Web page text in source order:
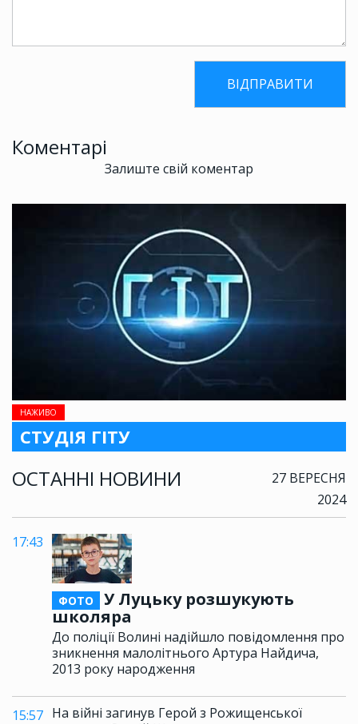
НАЖИВО
СТУДІЯ ГІТУ
ОСТАННІ НОВИНИ
27 ВЕРЕСНЯ
2024
17:43
ФОТО
У Луцьку розшукують
школяра
До поліції Волині надійшло повідомлення про
зникнення малолітнього Артура Найдича,
2013 року народження
15:57 На війні загинув Герой з Рожищенської
Коментарі
Залиште свій коментар